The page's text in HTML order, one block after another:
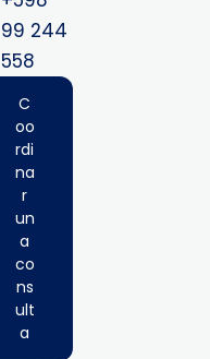
99 244
558‬‬
C
oo
rdi
na
r
un
a
co
ns
ult
a